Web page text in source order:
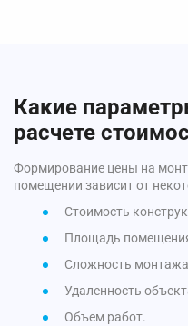
Какие
расчете
Формирование цены на
помещении зависит от
Стоимость
Площадь
Сложность
Удаленность
Объем работ.